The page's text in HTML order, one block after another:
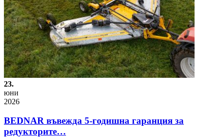
23.
юни
2026
BEDNAR въвежда 5-годишна гаранция за
редукторите…